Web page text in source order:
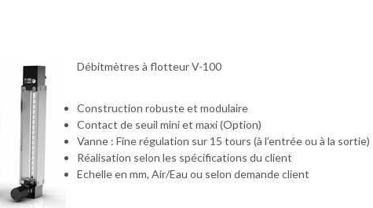
Débitmètres à flotteur V-100
Construction robuste et modulaire
Contact de seuil mini et maxi (Option)
Vanne : Fine régulation sur 15 tours (à l’entrée ou à la sortie)
Réalisation selon les spécifications du client
Echelle en mm, Air/Eau ou selon demande client